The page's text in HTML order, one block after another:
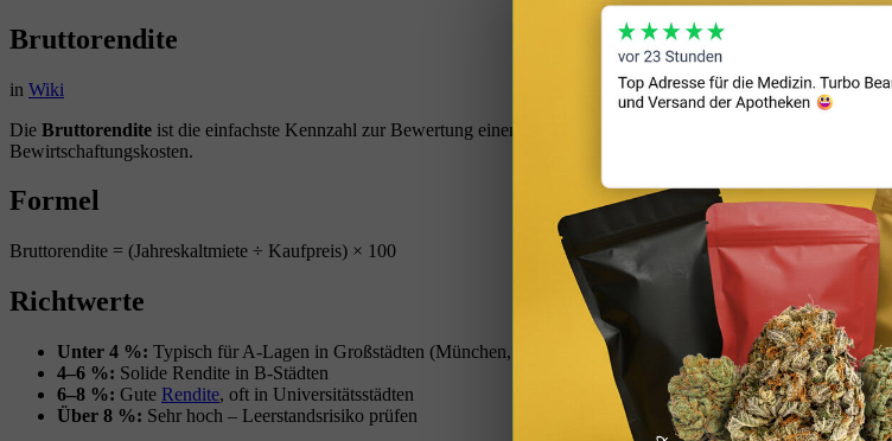
Bruttorendite
in Wiki
Die Bruttorendite ist die einfachste Kennzahl zur Bewertung einer Immobilie als Kapitalanlage. Sie setzt die
Bewirtschaftungskosten.
Formel
Bruttorendite = (Jahreskaltmiete ÷ Kaufpreis) × 100
Richtwerte
Unter 4 %: Typisch für A-Lagen in Großstädten (München, Hamburg)
4–6 %: Solide Rendite in B-Städten
6–8 %: Gute Rendite, oft in Universitätsstädten
Über 8 %: Sehr hoch – Leerstandsrisiko prüfen